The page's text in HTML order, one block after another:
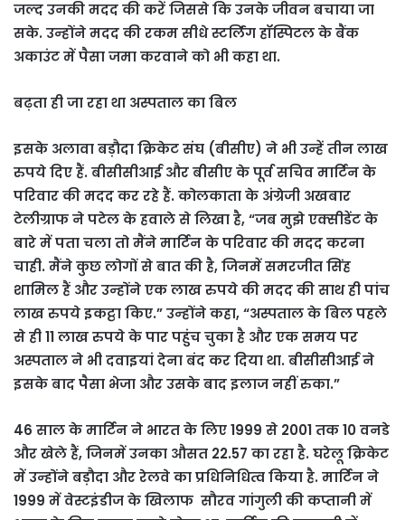
जल्द उनकी मदद की करें जिससे कि उनके जीवन बचाया जा
सके. उन्होंने मदद की रकम सीधे स्टर्लिंग हॉस्पिटल के बैंक
अकाउंट में पैसा जमा करवाने को भी कहा था.
बढ़ता ही जा रहा था अस्पताल का बिल
इसके अलावा बड़ौदा क्रिकेट संघ (बीसीए) ने भी उन्हें तीन लाख
रुपये दिए हैं. बीसीसीआई और बीसीए के पूर्व सचिव मार्टिन के
परिवार की मदद कर रहे हैं. कोलकाता के अंग्रेजी अखबार
टेलीग्राफ ने पटेल के हवाले से लिखा है, “जब मुझे एक्सीडेंट के
बारे में पता चला तो मैंने मार्टिन के परिवार की मदद करना
चाही. मैंने कुछ लोगों से बात की है, जिनमें समरजीत सिंह
शामिल हैं और उन्होंने एक लाख रुपये की मदद की साथ ही पांच
लाख रुपये इकट्ठा किए.” उन्होंने कहा, “अस्पताल के बिल पहले
से ही 11 लाख रुपये के पार पहुंच चुका है और एक समय पर
अस्पताल ने भी दवाइयां देना बंद कर दिया था. बीसीसीआई ने
इसके बाद पैसा भेजा और उसके बाद इलाज नहीं रुका.”
46 साल के मार्टिन ने भारत के लिए 1999 से 2001 तक 10 वनडे
और खेले हैं, जिनमें उनका औसत 22.57 का रहा है. घरेलू क्रिकेट
में उन्होंने बड़ौदा और रेलवे का प्रधिनिधित्व किया है. मार्टिन ने
1999 में वेस्टइंडीज के खिलाफ सौरव गांगुली की कप्तानी में